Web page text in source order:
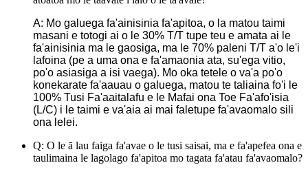
A: Mo galuega fa'ainisinia fa'apitoa, o la matou taimi
masani e totogi ai o le 30% T/T tupe teu e amata ai le
fa'ainisinia ma le gaosiga, ma le 70% paleni T/T a'o le'i
lafoina (pe a uma ona e fa'amaonia ata, su'ega vitio,
po'o asiasiga a isi vaega). Mo oka tetele o va'a po'o
konekarate fa'aauau o galuega, matou te taliaina fo'i le
100% Tusi Fa'aaitalafu e le Mafai ona Toe Fa'afo'isia
(L/C) i le taimi e va'aia ai mai faletupe fa'avaomalo sili
ona lelei.
Q: O le ā lau faiga fa'avae o le tusi saisai, ma e fa'apefea ona e
taulimaina le lagolago fa'apitoa mo tagata fa'atau fa'avaomalo?